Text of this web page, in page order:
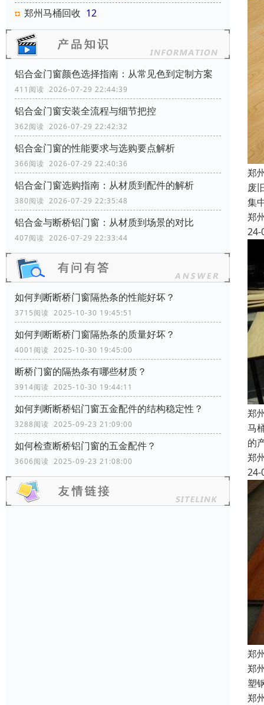
郑州马桶回收 12
铝合金门窗颜色选择指南：从常见色到定制方案
411阅读 2026-07-29 22:44:39
铝合金门窗安装全流程与细节把控
362阅读 2026-07-29 22:42:32
铝合金门窗的性能要求与选购要点解析
366阅读 2026-07-29 22:40:36
铝合金门窗选购指南：从材质到配件的解析
380阅读 2026-07-29 22:35:48
铝合金与断桥铝门窗：从材质到场景的对比
407阅读 2026-07-29 22:33:44
如何判断断桥门窗隔热条的性能好坏？
3715阅读 2025-10-30 19:45:51
如何判断断桥门窗隔热条的质量好坏？
4001阅读 2025-10-30 19:45:00
断桥门窗的隔热条有哪些材质？
3914阅读 2025-10-30 19:44:11
如何判断断桥铝门窗五金配件的结构稳定性？
3288阅读 2025-09-23 21:09:00
如何检查断桥铝门窗的五金配件？
3606阅读 2025-09-23 21:08:00
郑
废
集
郑
24-
郑
马
的
郑
24-
郑
郑
塑
郑